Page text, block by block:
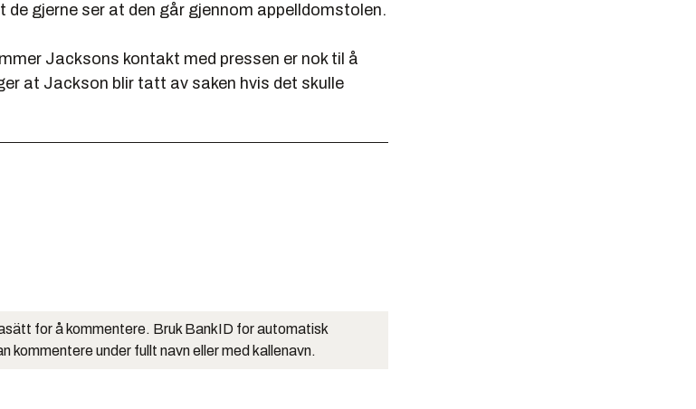
de gjerne ser at den går gjennom appelldomstolen.
Jacksons kontakt med pressen er nok til å
at Jackson blir tatt av saken hvis det skulle
for å kommentere. Bruk BankID for automatisk
kommentere under fullt navn eller med kallenavn.